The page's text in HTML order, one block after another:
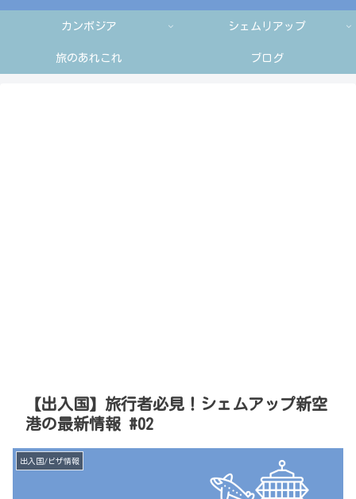
カンボジア シェムリアップ
旅のあれこれ ブログ
【出入国】旅行者必見！シェムアップ新空
港の最新情報 #02
出入国/ビザ情報